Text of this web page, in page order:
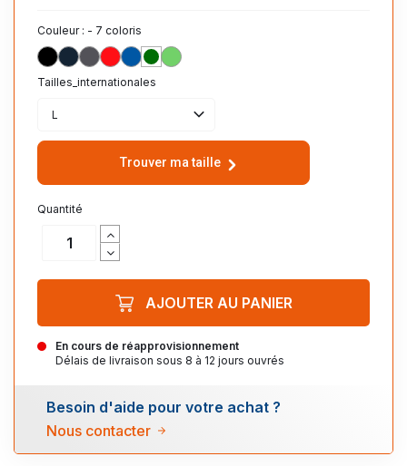
Couleur : - 7 coloris
NOIR_312
MARINE_318
ANTHRACITE_370
ROUGE_145
ROYAL_241
VERT_SAPIN_263
LIME_281
Tailles_internationales
L
Trouver ma taille
Quantité
En cours de réapprovisionnement
Délais de livraison sous 8 à 12 jours ouvrés
AJOUTER AU PANIER
Besoin d'aide pour votre achat ?
Nous contacter